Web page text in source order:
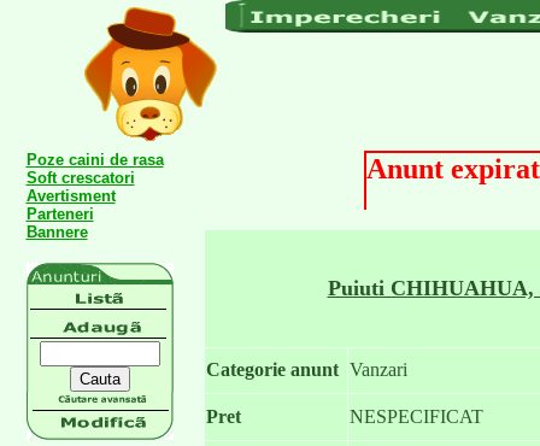
Poze caini de rasa
Soft crescatori
Avertisment
Parteneri
Bannere
Anunt
Puiuti CHIHUAHUA,
Categorie anunt Vanzari
Pret NESPECIFICAT